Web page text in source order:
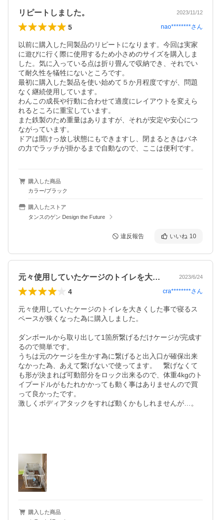
リピートしました。 2023/11/12
5 nao********さん
以前に購入した同製品のリピートになります。今回は実家
に遊びに行く際に使用するため小さめのサイズを購入しま
した。気に入っている点は折り畳んで収納でき、それでい
て耐久性を犠牲にないところです。
最初に購入した製品を使い始めて５か月程度ですが、問題
なく継続使用しています。
わんこの成長や行動に合わせて適度にレイアウトを変えら
れるところに重宝しています。
また鉄製のため重量はありますが、それが安定や安心につ
ながっています。
ドアは開けっ放し状態にもできますし、閉まるときはバネ
の力でラッチが掛かるまで自動なので、ここは便利です。
購入した商品
カラー/ブラック
購入したストア
タンスのゲン Design the Future
違反報告 いいね 10
元々使用していたケージのトイレを大きく… 2023/6/24
4 cra********さん
元々使用していたケージのトイレを大きくした事で寝るス
ペースが狭くなった為に購入しました。
ダンボールから取り出して1箇所繋げるだけケージが完成す
るので簡単です。
うちは元のケージを生かす為に繋げると出入口が確保出来
なかった為、あえて繋げないで使ってます。　繋げなくて
も形が決まれば可動部分をロック出来るので、体重4kgのト
イプードルがもたれかかっても動く事はありませんので買
って良かったです。
激しくボディアタックをすれば動くかもしれませんが…。
購入した商品